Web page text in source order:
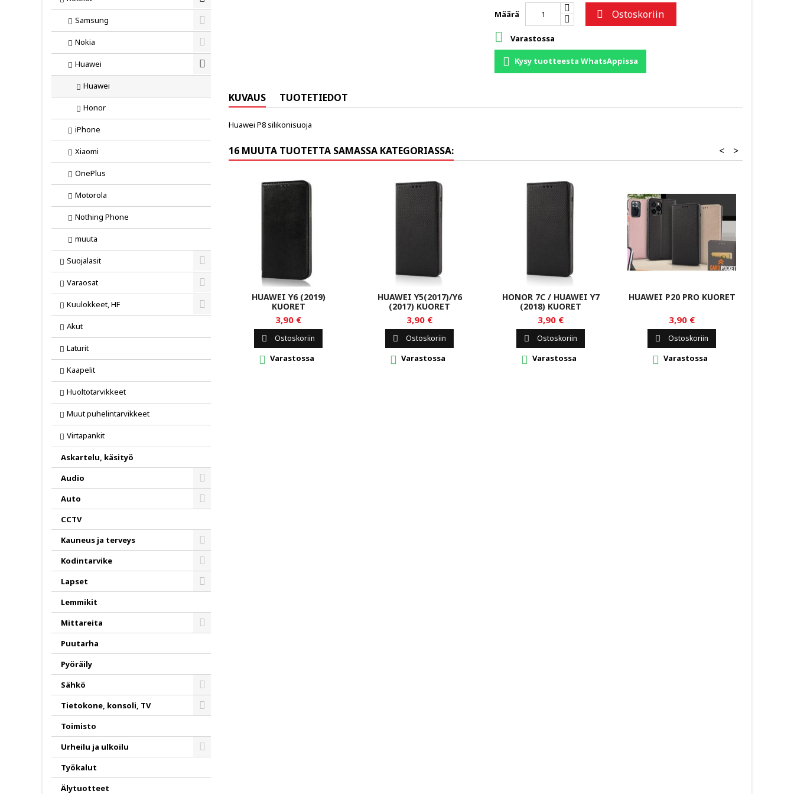
Toggle
Samsung
Toggle
Nokia
Toggle
Huawei
Toggle
Huawei
Honor
iPhone
Xiaomi
OnePlus
Motorola
Nothing Phone
muuta
Suojalasit
Toggle
Varaosat
Toggle
Kuulokkeet, HF
Toggle
Akut
Laturit
Kaapelit
Huoltotarvikkeet
Muut puhelintarvikkeet
Virtapankit
Askartelu, käsityö
Audio
Toggle
Auto
CCTV
Kauneus ja terveys
Toggle
Kodintarvike
Toggle
Lapset
Lemmikit
Mittareita
Puutarha
Pyöräily
Sähkö
Toggle
Tietokone, konsoli, TV
Toimisto
Urheilu ja ulkoilu
Työkalut
Älytuotteet
Määrä  Ostoskoriin
 Varastossa
Kysy tuotteesta WhatsAppissa
KUVAUS TUOTETIEDOT
Huawei P8 silikonisuoja
16 MUUTA TUOTETTA SAMASSA KATEGORIASSA: >
<
HUAWEI Y6 (2019)
KUORET
3,90 €
 Ostoskoriin
 Varastossa
HUAWEI Y5(2017)/Y6
(2017) KUORET
3,90 €
 Ostoskoriin
 Varastossa
HONOR 7C / HUAWEI Y7
(2018) KUORET
3,90 €
 Ostoskoriin
 Varastossa
HUAWEI P20 PRO KUORET
3,90 €
 Ostoskoriin
 Varastossa